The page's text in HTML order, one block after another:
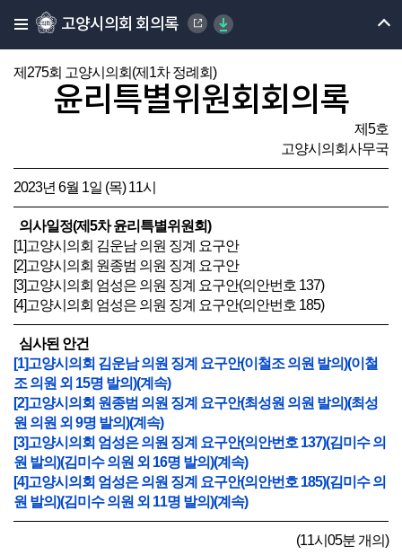
고양시의회 회의록
제275회 고양시의회(제1차 정례회)
윤리특별위원회회의록
제5호
고양시의회사무국
2023년 6월 1일 (목) 11시
의사일정(제5차 윤리특별위원회)
[1]고양시의회 김운남 의원 징계 요구안
[2]고양시의회 원종범 의원 징계 요구안
[3]고양시의회 엄성은 의원 징계 요구안(의안번호 137)
[4]고양시의회 엄성은 의원 징계 요구안(의안번호 185)
심사된 안건
[1]고양시의회 김운남 의원 징계 요구안(이철조 의원 발의)(이철
조 의원 외 15명 발의)(계속)
[2]고양시의회 원종범 의원 징계 요구안(최성원 의원 발의)(최성
원 의원 외 9명 발의)(계속)
[3]고양시의회 엄성은 의원 징계 요구안(의안번호 137)(김미수 의
원 발의)(김미수 의원 외 16명 발의)(계속)
[4]고양시의회 엄성은 의원 징계 요구안(의안번호 185)(김미수 의
원 발의)(김미수 의원 외 11명 발의)(계속)
(11시05분 개의)